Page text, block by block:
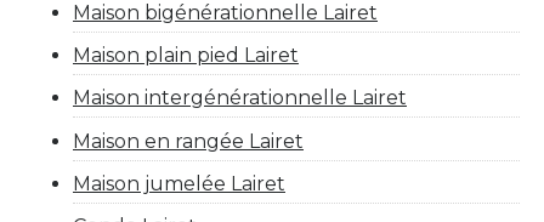
Maison bigénérationnelle Lairet
Maison plain pied Lairet
Maison intergénérationnelle Lairet
Maison en rangée Lairet
Maison jumelée Lairet